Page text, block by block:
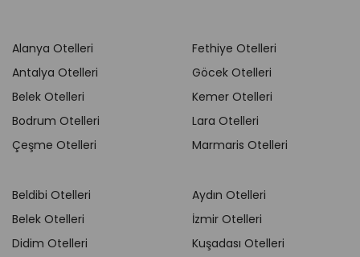
Alanya Otelleri
Antalya Otelleri
Belek Otelleri
Bodrum Otelleri
Çeşme Otelleri
Fethiye Otelleri
Göcek Otelleri
Kemer Otelleri
Lara Otelleri
Marmaris Otelleri
Beldibi Otelleri
Belek Otelleri
Didim Otelleri
Aydın Otelleri
İzmir Otelleri
Kuşadası Otelleri